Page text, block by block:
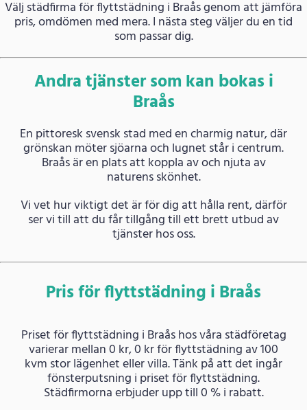
Välj städfirma för flyttstädning i Braås genom att jämföra
pris, omdömen med mera. I nästa steg väljer du en tid
som passar dig.
Andra tjänster som kan bokas i
Braås
En pittoresk svensk stad med en charmig natur, där
grönskan möter sjöarna och lugnet står i centrum.
Braås är en plats att koppla av och njuta av
naturens skönhet.
Vi vet hur viktigt det är för dig att hålla rent, därför
ser vi till att du får tillgång till ett brett utbud av
tjänster hos oss.
Pris för flyttstädning i Braås
Priset för flyttstädning i Braås hos våra städföretag
varierar mellan 0 kr, 0 kr för flyttstädning av 100
kvm stor lägenhet eller villa. Tänk på att det ingår
fönsterputsning i priset för flyttstädning.
Städfirmorna erbjuder upp till 0 % i rabatt.